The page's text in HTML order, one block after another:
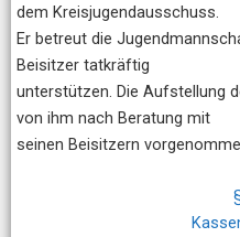
dem Kreisjugendausschuss.
Er betreut die
Beisitzer tatkräftig
unterstützen. Die Aufstellung
von ihm nach Beratung mit
seinen Beisitzern